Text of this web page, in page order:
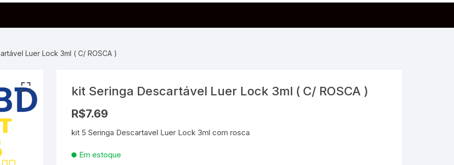
Microfone
e Fontes
Luer Lock 3ml ( C/ ROSCA )
kit Seringa Descartável Luer Lock 3ml ( C/ ROSCA )
R$7.69
kit 5 Seringa Descartavel Luer Lock 3ml com rosca
Em estoque